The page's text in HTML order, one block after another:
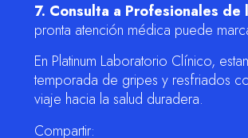
7. Consulta a Profesionales de
pronta atención médica puede
En Platinum Laboratorio Clínico,
temporada de gripes y resfriados
viaje hacia la salud duradera.
Compartir: